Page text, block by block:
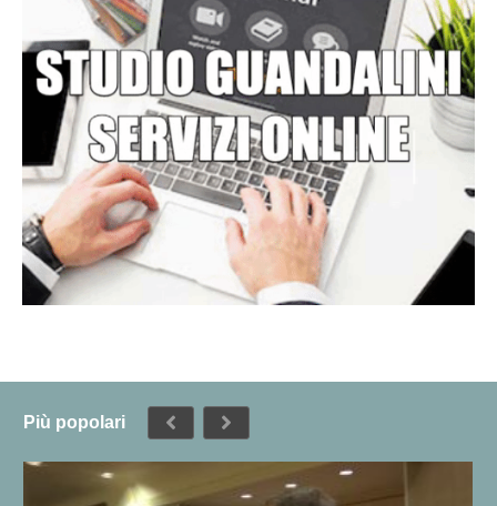
Più popolari